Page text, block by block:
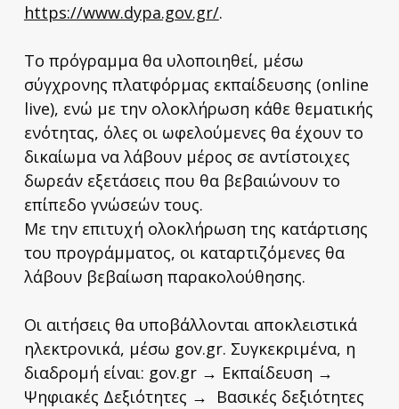
https://www.dypa.gov.gr/.
Το πρόγραμμα θα υλοποιηθεί, μέσω
σύγχρονης πλατφόρμας εκπαίδευσης (online
live), ενώ με την ολοκλήρωση κάθε θεματικής
ενότητας, όλες οι ωφελούμενες θα έχουν το
δικαίωμα να λάβουν μέρος σε αντίστοιχες
δωρεάν εξετάσεις που θα βεβαιώνουν το
επίπεδο γνώσεών τους.
Με την επιτυχή ολοκλήρωση της κατάρτισης
του προγράμματος, οι καταρτιζόμενες θα
λάβουν βεβαίωση παρακολούθησης.
Οι αιτήσεις θα υποβάλλονται αποκλειστικά
ηλεκτρονικά, μέσω gov.gr. Συγκεκριμένα, η
διαδρομή είναι: gov.gr → Εκπαίδευση →
Ψηφιακές Δεξιότητες → Βασικές δεξιότητες